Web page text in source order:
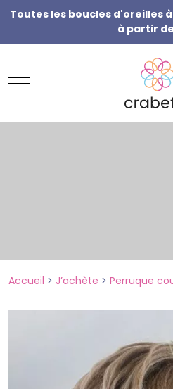
Toutes les boucles d'oreilles
à partir
Accueil > J’achète > Perruque